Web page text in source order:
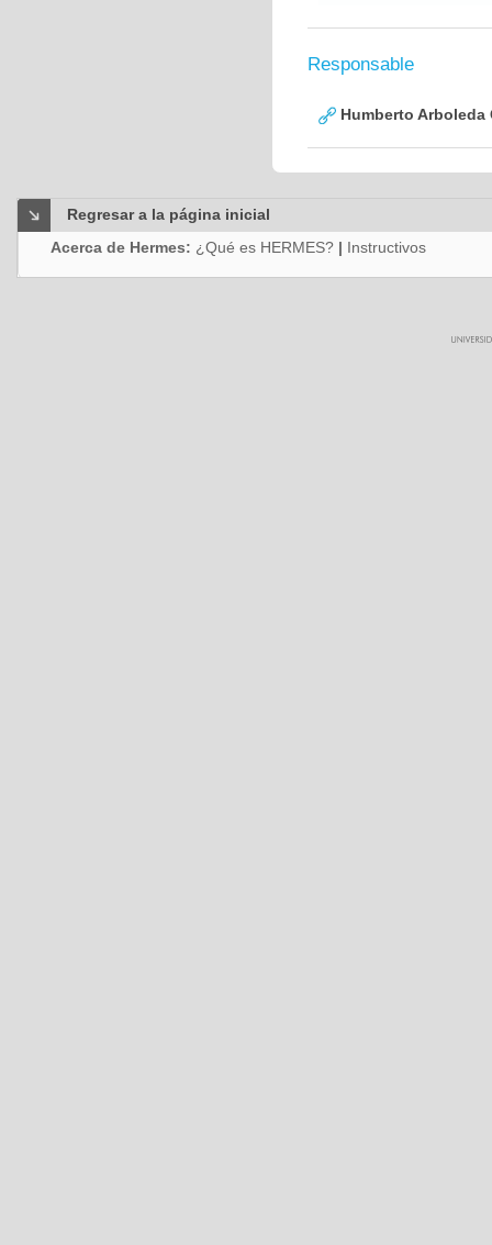
Responsable
Humberto Arboleda
Regresar a la página inicial
Acerca de Hermes: ¿Qué es HERMES? | Instructivos